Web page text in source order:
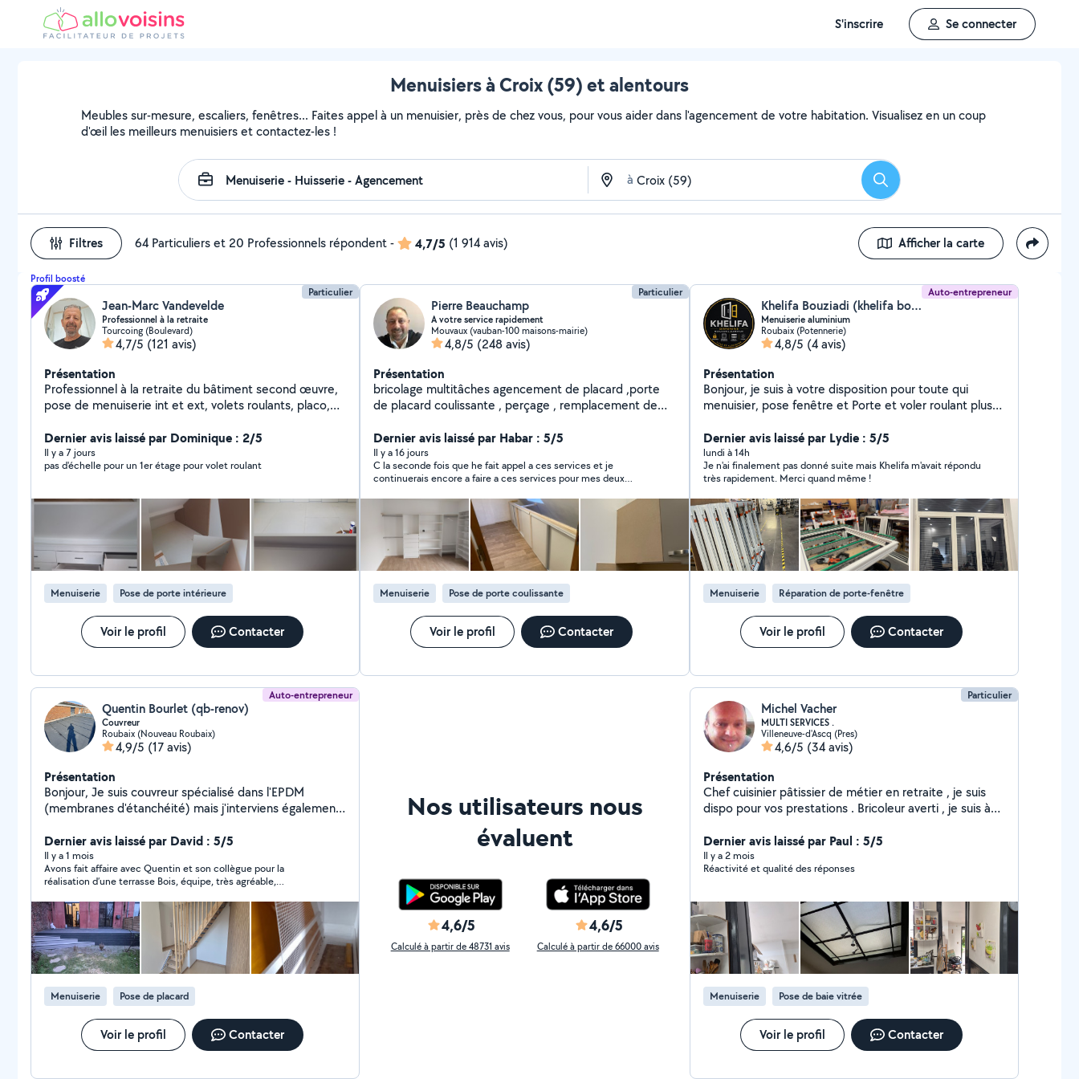
S'inscrire Se connecter
Menuisiers à Croix (59) et alentours
Meubles sur-mesure, escaliers, fenêtres... Faites appel à un menuisier, près de chez vous, pour vous aider dans l'agencement de votre habitation. Visualisez en un coup
d'œil les meilleurs menuisiers et contactez-les !
à Rechercher
Filtres 64 Particuliers et 20 Professionnels répondent- 4,7/5 (1 914 avis) Afficher la carte
Profil boosté
Particulier
Jean-Marc Vandevelde
Professionnel à la retraite
Tourcoing (Boulevard)
4,7/5 (121 avis)
Présentation
Professionnel à la retraite du bâtiment second œuvre,
pose de menuiserie int et ext, volets roulants, placo,
fabrication sur mesure de rangement, et divers
bricolages de la maison.
Dernier avis laissé par Dominique : 2/5
Il y a 7 jours
pas d'échelle pour un 1er étage pour volet roulant
Menuiserie Pose de porte intérieure
Voir le profil Contacter
Particulier
Pierre Beauchamp
A votre service rapidement
Mouvaux (vauban-100 maisons-mairie)
4,8/5 (248 avis)
Présentation
bricolage multitâches agencement de placard ,porte
de placard coulissante , perçage , remplacement de
dressing sur mesures ,création de carres potagers et
jardinières sur mesures etc ; soigneux et ponctuel pas
de peinture ni carrelage
Dernier avis laissé par Habar : 5/5
Il y a 16 jours
C la seconde fois que he fait appel a ces services et je
continuerais encore a faire a ces services pour mes deux
Menuiserie Pose de porte coulissante
Voir le profil Contacter
Auto-entrepreneur
Khelifa Bouziadi (khelifa bouziadi)
Menuiserie aluminium
Roubaix (Potennerie)
4,8/5 (4 avis)
Présentation
Bonjour, je suis à votre disposition pour toute qui
menuisier, pose fenêtre et Porte et voler roulant plus
réparer et serrure.
Dernier avis laissé par Lydie : 5/5
lundi à 14h
Je n'ai finalement pas donné suite mais Khelifa m'avait répondu
très rapidement. Merci quand même !
Menuiserie Réparation de porte-fenêtre
Voir le profil Contacter
Auto-entrepreneur
Quentin Bourlet (qb-renov)
Couvreur
Roubaix (Nouveau Roubaix)
4,9/5 (17 avis)
Présentation
Bonjour, Je suis couvreur spécialisé dans l'EPDM
(membranes d'étanchéité) mais j'interviens également
aussi bien intérieure qu'extérieure
Dernier avis laissé par David : 5/5
Il y a 1 mois
Avons fait affaire avec Quentin et son collègue pour la
réalisation d’une terrasse Bois, équipe, très agréable,
je recommande des yeux fermés
Menuiserie Pose de placard
Voir le profil Contacter
Nos utilisateurs nous
évaluent
4,6/5
Calculé à partir de 48731 avis
4,6/5
Calculé à partir de 66000 avis
Particulier
Michel Vacher
MULTI SERVICES .
Villeneuve-d'Ascq (Pres)
4,6/5 (34 avis)
Présentation
Chef cuisinier pâtissier de métier en retraite , je suis
dispo pour vos prestations . Bricoleur averti , je suis à
placard , construction de dressing , réparation de votre
cyclo , je peux également vous dépanner en électricité,
plomberie, papier peints , placo, peintures, enduits,
de votre piscine . Bien outillé je suis a votre disposition
a moindre cout ...
Dernier avis laissé par Paul : 5/5
Il y a 2 mois
Réactivité et qualité des réponses
Menuiserie Pose de baie vitrée
Voir le profil Contacter